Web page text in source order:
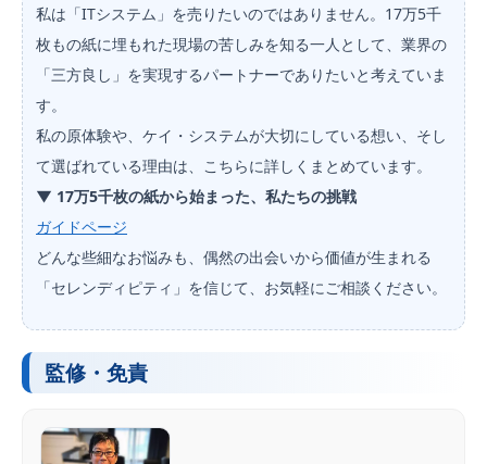
私は「ITシステム」を売りたいのではありません。17万5千
枚もの紙に埋もれた現場の苦しみを知る一人として、業界の
「三方良し」を実現するパートナーでありたいと考えていま
す。
私の原体験や、ケイ・システムが大切にしている想い、そし
て選ばれている理由は、こちらに詳しくまとめています。
▼ 17万5千枚の紙から始まった、私たちの挑戦
ガイドページ
どんな些細なお悩みも、偶然の出会いから価値が生まれる
「セレンディピティ」を信じて、お気軽にご相談ください。
監修・免責